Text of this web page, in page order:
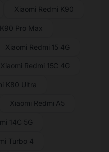
Xiaomi Redmi K90
Pro Max
Xiaomi Redmi 15 4G
Xiaomi Redmi 15C 4G
K80 Ultra
Xiaomi Redmi A5
14C 5G
Turbo 4